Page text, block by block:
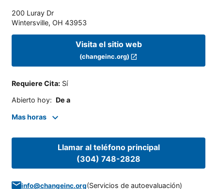
200 Luray Dr
Wintersville, OH 43953
Visita el sitio web
(changeinc.org)
Requiere Cita: Sí
Abierto hoy: De a
Mas horas
Llamar al teléfono principal
(304) 748-2828
info@changeinc.org(Servicios de autoevaluación)